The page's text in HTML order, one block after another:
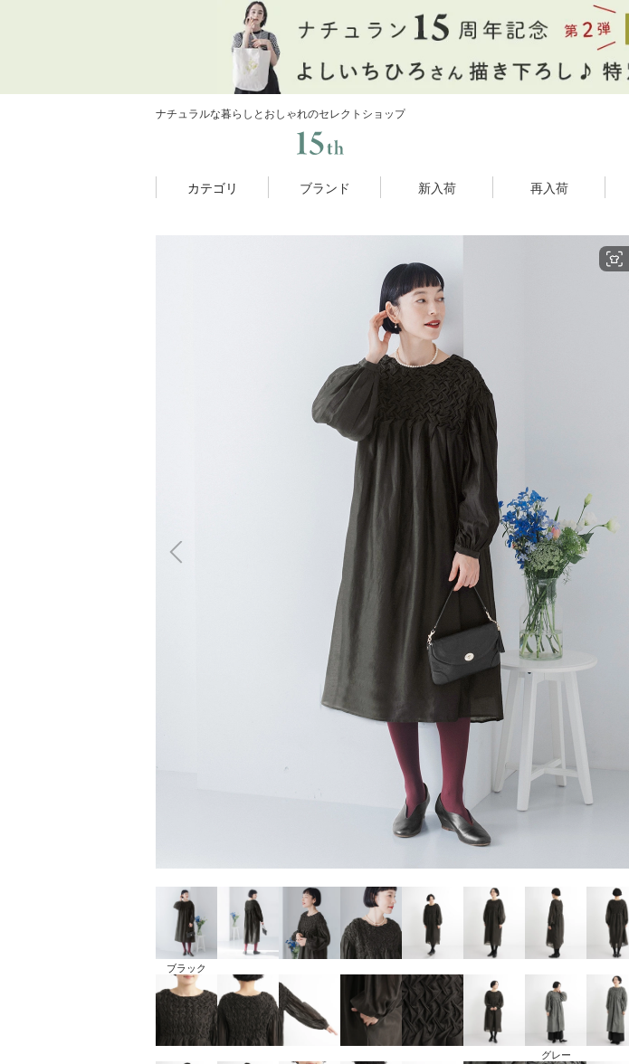
ナチュラルな暮らしとおしゃれのセレクトショップ
カテゴリ ブランド 新入荷 再入荷
ブラック
グレー